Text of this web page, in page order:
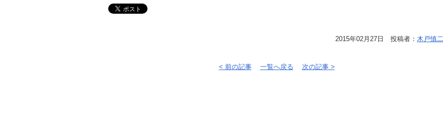
2015年02月27日 投稿者： 木戸慎二
< 前の記事 一覧へ戻る 次の記事 >